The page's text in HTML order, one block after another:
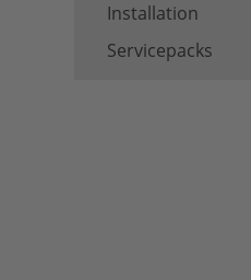
Installation
Servicepacks